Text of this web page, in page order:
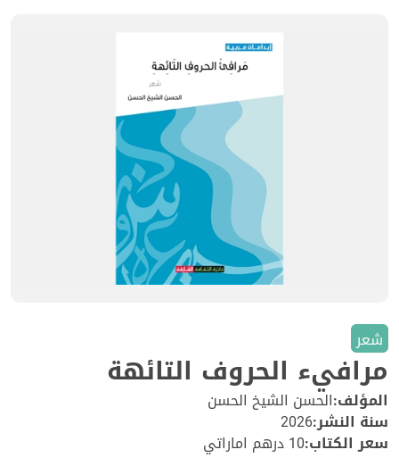
شعر
مرافيء الحروف التائهة
المؤلف:الحسن الشيخ الحسن
سنة النشر:2026
سعر الكتاب:10 درهم اماراتي